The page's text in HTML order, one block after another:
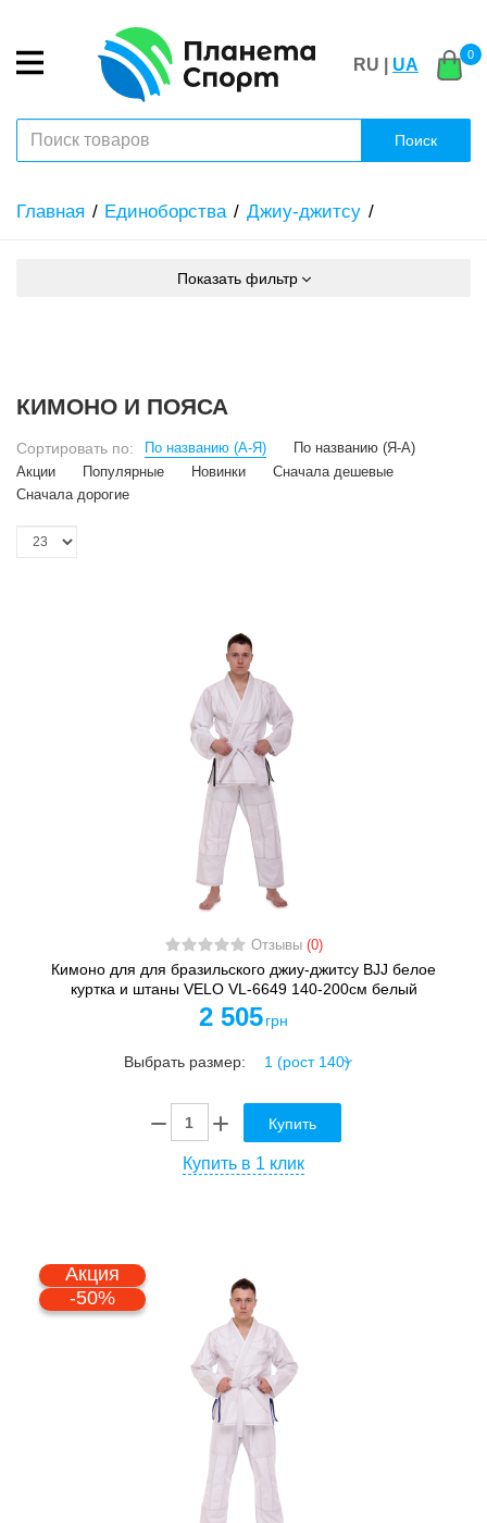
RU | UA
0
Поиск
Главная Единоборства Джиу-джитсу
Показать фильтр
КИМОНО И ПОЯСА
Сортировать по: По названию (А-Я)
По названию (Я-А)
Акции
Популярные Новинки
Сначала дешевые
Сначала дорогие
Отзывы (0)
Кимоно для для бразильского джиу-джитсу BJJ белое
куртка и штаны VELO VL-6649 140-200см белый
2 505 грн
Выбрать размер:
Купить
Купить в 1 клик
Акция
-50%